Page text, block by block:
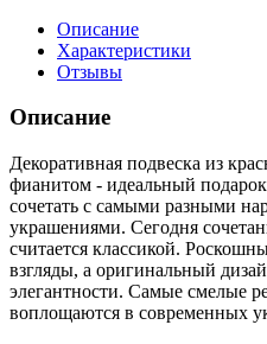
Описание
Характеристики
Отзывы
Описание
Декоративная подвеска из
фианитом - идеальный
сочетать с самыми разными
украшениями. Сегодня
считается классикой.
взгляды, а оригинальный
элегантности. Самые смелые
воплощаются в современных